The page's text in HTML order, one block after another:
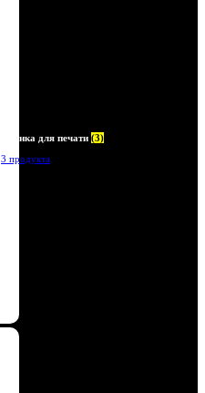
Пленка для печати (3)
3 продукта